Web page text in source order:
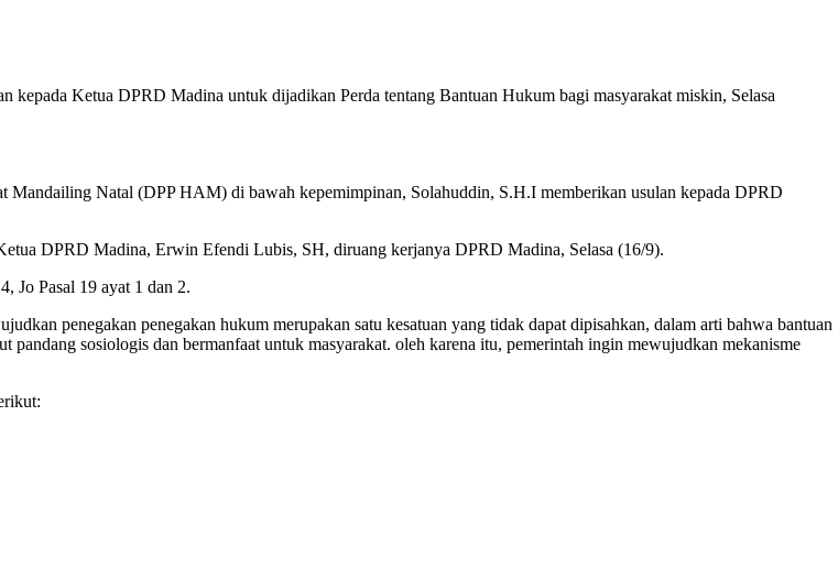
Ketua DPRD Madina untuk dijadikan Perda tentang Bantuan Hukum bagi masyarakat miskin, Selasa
Mandailing Natal (DPP HAM) di bawah kepemimpinan, Solahuddin, S.H.I memberikan usulan kepada DPRD
DPRD Madina, Erwin Efendi Lubis, SH, diruang kerjanya DPRD Madina, Selasa (16/9).
Jo Pasal 19 ayat 1 dan 2.
penegakan penegakan hukum merupakan satu kesatuan yang tidak dapat dipisahkan, dalam arti bahwa bantuan
sosiologis dan bermanfaat untuk masyarakat. oleh karena itu, pemerintah ingin mewujudkan mekanisme